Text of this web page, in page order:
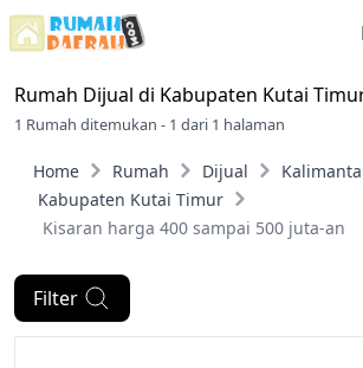
Rumah Dijual di Kabupaten Kutai
1 Rumah ditemukan - 1 dari 1 halaman
Home Rumah Dijual
Kabupaten Kutai Timur
Kisaran harga 400 sampai 500 juta-an
Filter